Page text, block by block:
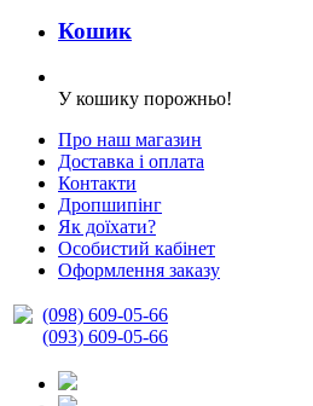
Кошик
У кошику порожньо!
Про наш магазин
Доставка і оплата
Контакти
Дропшипінг
Як доїхати?
Особистий кабінет
Оформлення заказу
(098) 609-05-66
(093) 609-05-66